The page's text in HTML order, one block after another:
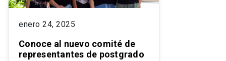
enero 24, 2025
Conoce al nuevo comité de
representantes de postgrado